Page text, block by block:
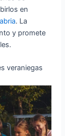
en
. La
y promete
veraniegas